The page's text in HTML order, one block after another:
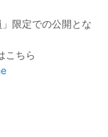
限定での公開とな
こちら